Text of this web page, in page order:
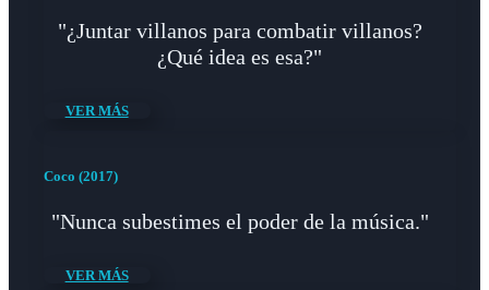
"¿Juntar villanos para combatir villanos?
¿Qué idea es esa?"
VER MÁS
Coco (2017)
"Nunca subestimes el poder de la música."
VER MÁS